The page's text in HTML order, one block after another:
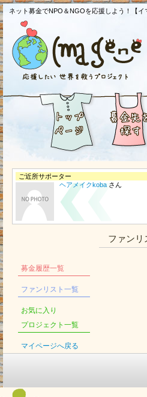
ネット募金でNPO＆NGOを応援しよう！【
ご近所サポーター
ヘアメイクkoba さん
募金履歴一覧
ファンリスト一覧
お気に入り
プロジェクト一覧
マイページへ戻る
ファンリ